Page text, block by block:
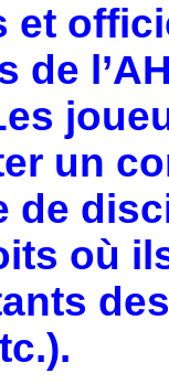
et
de
un
de
où